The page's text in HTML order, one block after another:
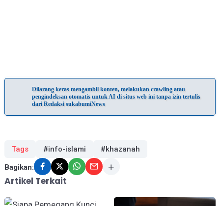
Dilarang keras mengambil konten, melakukan crawling atau
pengindeksan otomatis untuk AI di situs web ini tanpa izin tertulis
dari Redaksi sukabumiNews
Tags #info-islami #khazanah
Bagikan:
Artikel Terkait